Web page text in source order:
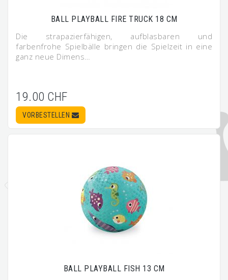
BALL PLAYBALL FIRE TRUCK 18 CM
Die strapazierfähigen, aufblasbaren und
farbenfrohe Spielbälle bringen die Spielzeit in eine
ganz neue Dimens…
19.00 CHF
VORBESTELLEN
BALL PLAYBALL FISH 13 CM